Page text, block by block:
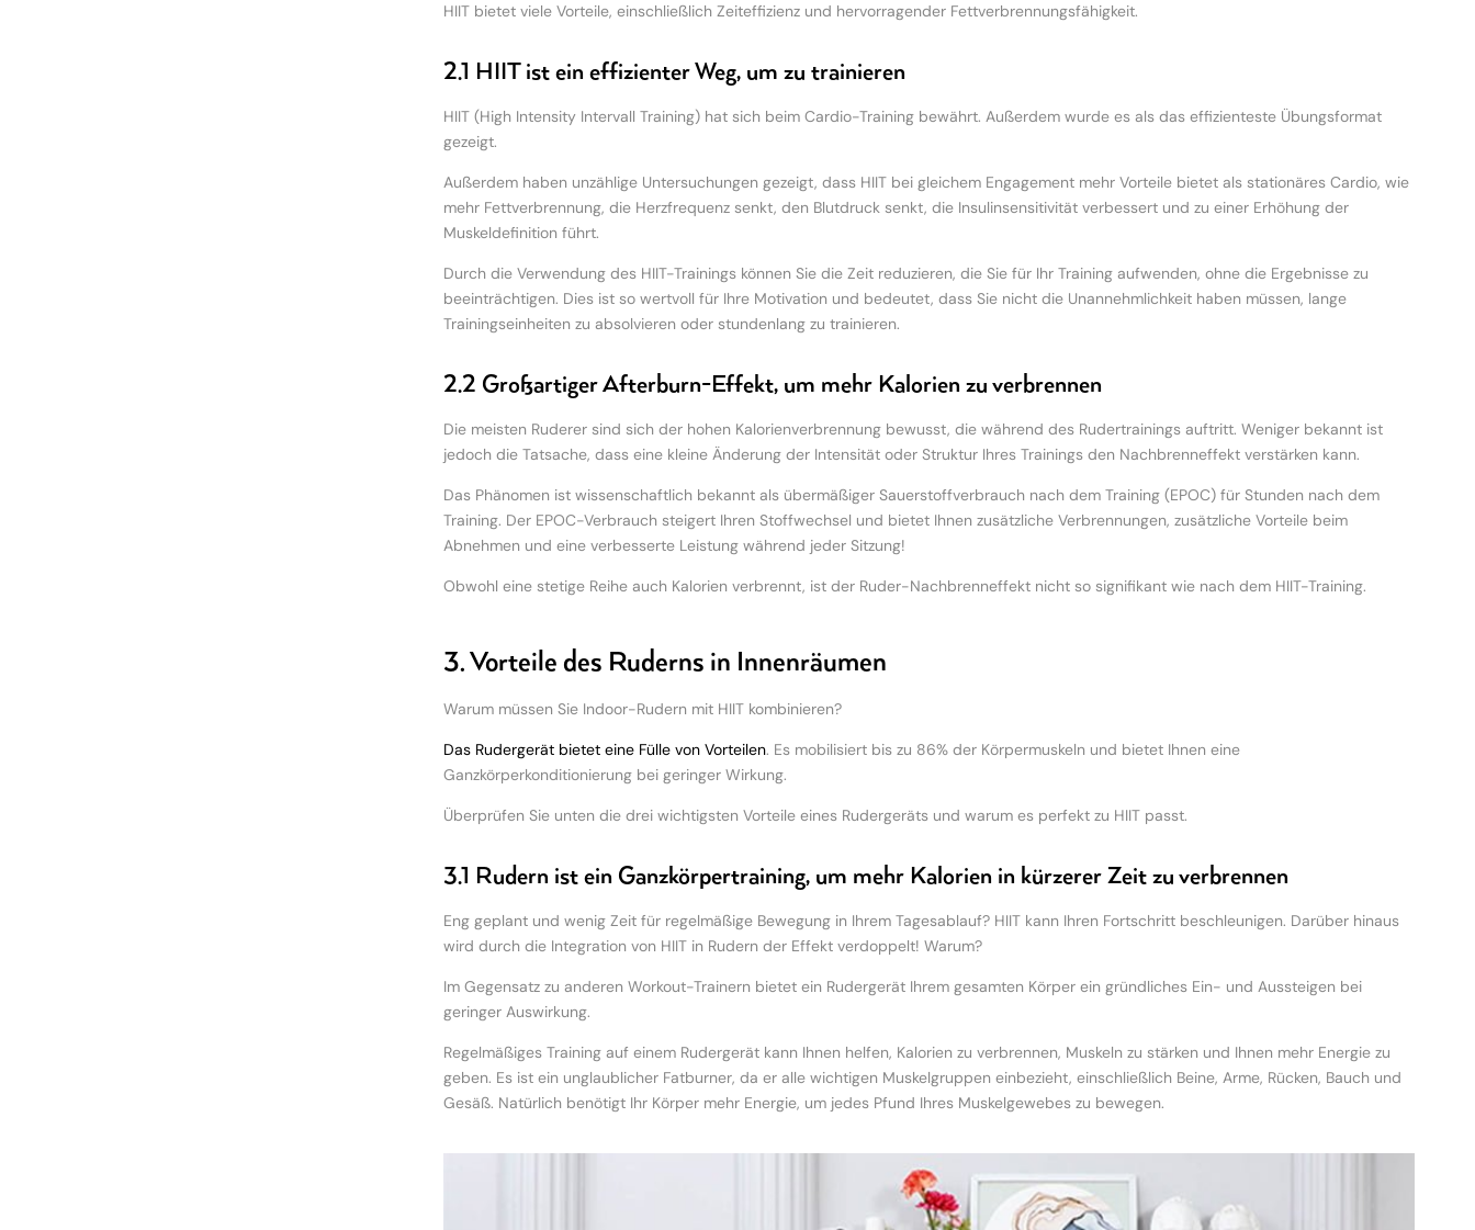
HIIT bietet viele Vorteile, einschließlich Zeiteffizienz und hervorragender Fettverbrennungsfähigkeit.
2.1 HIIT ist ein effizienter Weg, um zu trainieren
HIIT (High Intensity Intervall Training) hat sich beim Cardio-Training bewährt. Außerdem wurde es als das effizienteste Übungsformat
gezeigt.
Außerdem haben unzählige Untersuchungen gezeigt, dass HIIT bei gleichem Engagement mehr Vorteile bietet als stationäres Cardio, wie
mehr Fettverbrennung, die Herzfrequenz senkt, den Blutdruck senkt, die Insulinsensitivität verbessert und zu einer Erhöhung der
Muskeldefinition führt.
Durch die Verwendung des HIIT-Trainings können Sie die Zeit reduzieren, die Sie für Ihr Training aufwenden, ohne die Ergebnisse zu
beeinträchtigen. Dies ist so wertvoll für Ihre Motivation und bedeutet, dass Sie nicht die Unannehmlichkeit haben müssen, lange
Trainingseinheiten zu absolvieren oder stundenlang zu trainieren.
2.2 Großartiger Afterburn-Effekt, um mehr Kalorien zu verbrennen
Die meisten Ruderer sind sich der hohen Kalorienverbrennung bewusst, die während des Rudertrainings auftritt. Weniger bekannt ist
jedoch die Tatsache, dass eine kleine Änderung der Intensität oder Struktur Ihres Trainings den Nachbrenneffekt verstärken kann.
Das Phänomen ist wissenschaftlich bekannt als übermäßiger Sauerstoffverbrauch nach dem Training (EPOC) für Stunden nach dem
Training. Der EPOC-Verbrauch steigert Ihren Stoffwechsel und bietet Ihnen zusätzliche Verbrennungen, zusätzliche Vorteile beim
Abnehmen und eine verbesserte Leistung während jeder Sitzung!
Obwohl eine stetige Reihe auch Kalorien verbrennt, ist der Ruder-Nachbrenneffekt nicht so signifikant wie nach dem HIIT-Training.
3. Vorteile des Ruderns in Innenräumen
Warum müssen Sie Indoor-Rudern mit HIIT kombinieren?
Das Rudergerät bietet eine Fülle von Vorteilen. Es mobilisiert bis zu 86% der Körpermuskeln und bietet Ihnen eine
Ganzkörperkonditionierung bei geringer Wirkung.
Überprüfen Sie unten die drei wichtigsten Vorteile eines Rudergeräts und warum es perfekt zu HIIT passt.
3.1 Rudern ist ein Ganzkörpertraining, um mehr Kalorien in kürzerer Zeit zu verbrennen
Eng geplant und wenig Zeit für regelmäßige Bewegung in Ihrem Tagesablauf? HIIT kann Ihren Fortschritt beschleunigen. Darüber hinaus
wird durch die Integration von HIIT in Rudern der Effekt verdoppelt! Warum?
Im Gegensatz zu anderen Workout-Trainern bietet ein Rudergerät Ihrem gesamten Körper ein gründliches Ein- und Aussteigen bei
geringer Auswirkung.
Regelmäßiges Training auf einem Rudergerät kann Ihnen helfen, Kalorien zu verbrennen, Muskeln zu stärken und Ihnen mehr Energie zu
geben. Es ist ein unglaublicher Fatburner, da er alle wichtigen Muskelgruppen einbezieht, einschließlich Beine, Arme, Rücken, Bauch und
Gesäß. Natürlich benötigt Ihr Körper mehr Energie, um jedes Pfund Ihres Muskelgewebes zu bewegen.